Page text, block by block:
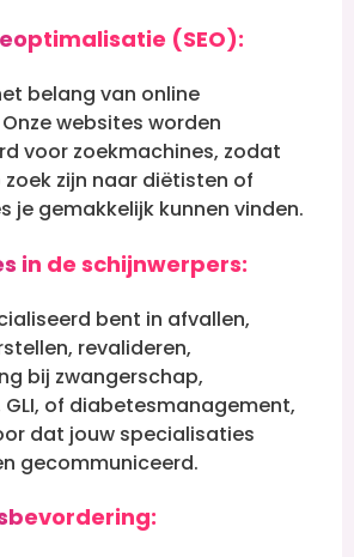
(SEO):
belang van online
websites worden
voor zoekmachines, zodat
zijn naar diëtisten of
je gemakkelijk kunnen vinden.
in de schijnwerpers:
bent in afvallen,
revalideren,
bij zwangerschap,
of diabetesmanagement,
dat jouw specialisaties
gecommuniceerd.